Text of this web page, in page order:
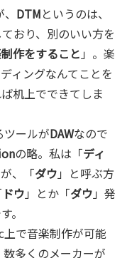
DTMというのは、
おり、別のいい方を
作をすること 」。楽
ィングなんてことを
机上でできてしま
ツールがDAWなので
の略。私は「ディ
、「ダウ 」と呼ぶ方
ドウ 」とか「ダウ 」発
。
で音楽制作が可能
多くのメーカーが